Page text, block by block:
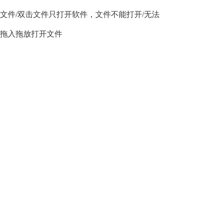
文件/双击文件只打开软件，文件不能打开/无法
拖入拖放打开文件